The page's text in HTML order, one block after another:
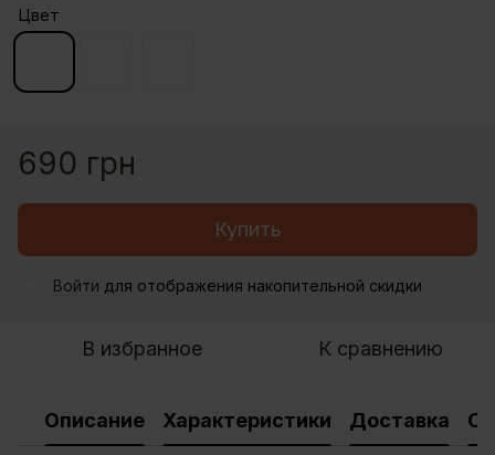
Цвет
690 грн
Купить
Войти для отображения накопительной скидки
В избранное К сравнению
Описание Характеристики Доставка